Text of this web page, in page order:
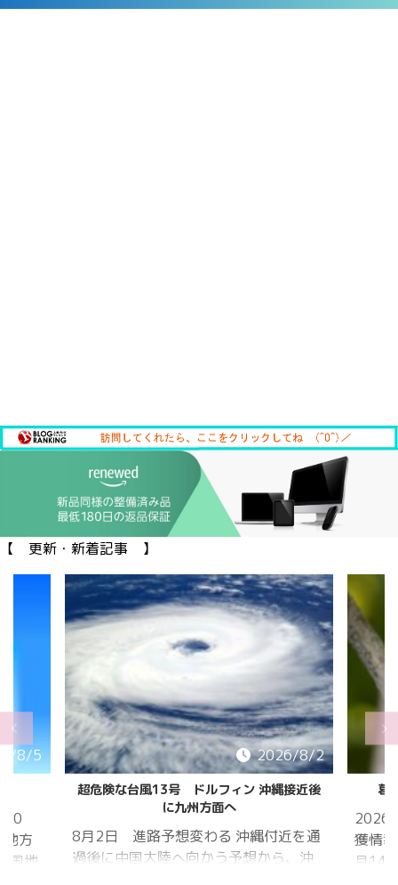
【 更新・新着記事 】
8/2
通
沖
2026/8/2
葛西臨海公園の カブトムシ/クワガタ
2026年シーズン 8月1日 クワガタ捕
獲情報あり 2025年シーズン 2025年6
月14日 樹液発見 夏の訪れは早かった
「花
「マ